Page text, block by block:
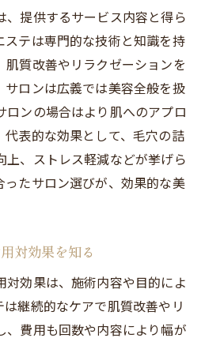
、提供するサービス内容と得ら
ステは専門的な技術と知識を持
肌質改善やリラクゼーションを
サロンは広義では美容全般を扱
ロンの場合はより肌へのアプロ
代表的な効果として、毛穴の詰
上、ストレス軽減などが挙げら
ったサロン選びが、効果的な美
対効果を知る
対効果は、施術内容や目的によ
継続的なケアで肌質改善やリ
、費用も回数や内容により幅が